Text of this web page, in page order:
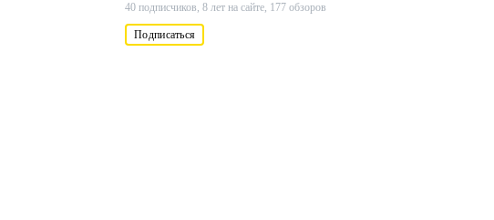
40 подписчиков, 8 лет на сайте, 177 обзоров
Подписаться